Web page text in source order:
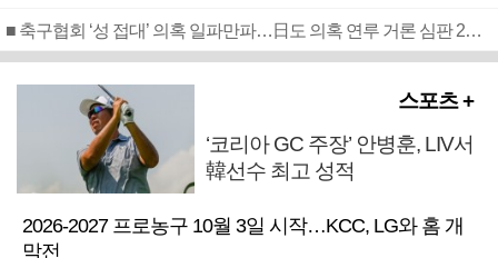
■ 축구협회 ‘성 접대’ 의혹 일파만파…日도 의혹 연루 거론 심판 2명 조사
스포츠 +
‘코리아 GC 주장’ 안병훈, LIV서
韓선수 최고 성적
2026-2027 프로농구 10월 3일 시작…KCC, LG와 홈 개
막전